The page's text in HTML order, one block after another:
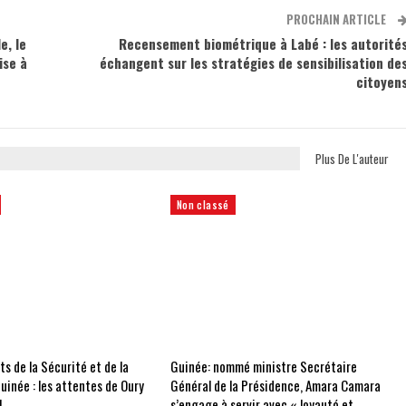
le
à
PROCHAIN ARTICLE
Recensement biométrique à Labé : les
échangent sur les stratégies de sensibilisation
Plus De L'auteur
de la Sécurité et de la
: les attentes de Oury
Non classé
Guinée: nommé ministre Secrétaire
Général de la Présidence, Amara Camara